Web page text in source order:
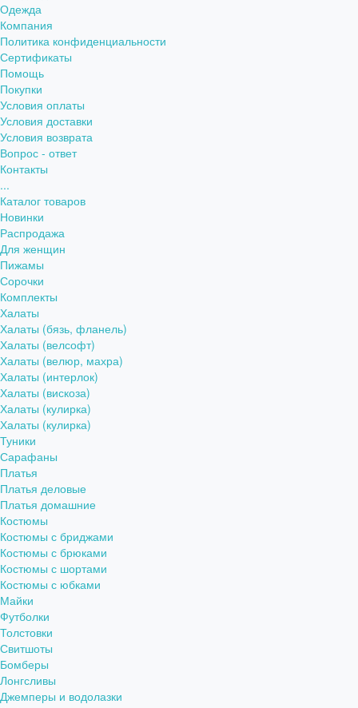
Одежда
Компания
Политика конфиденциальности
Сертификаты
Помощь
Покупки
Условия оплаты
Условия доставки
Условия возврата
Вопрос - ответ
Контакты
...
Каталог товаров
Новинки
Распродажа
Для женщин
Пижамы
Сорочки
Комплекты
Халаты
Халаты (бязь, фланель)
Халаты (велсофт)
Халаты (велюр, махра)
Халаты (интерлок)
Халаты (вискоза)
Халаты (кулирка)
Халаты (кулирка)
Туники
Сарафаны
Платья
Платья деловые
Платья домашние
Костюмы
Костюмы с бриджами
Костюмы с брюками
Костюмы с шортами
Костюмы с юбками
Майки
Футболки
Толстовки
Свитшоты
Бомберы
Лонгсливы
Джемперы и водолазки